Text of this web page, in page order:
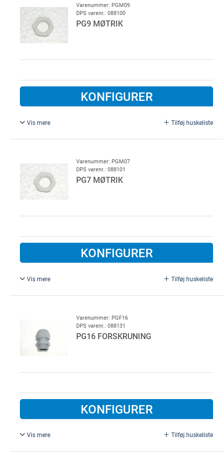
Varenummer: PGM09
DPS varenr.: 088100
PG9 MØTRIK
KONFIGURER
Vis mere Tilføj huskeliste
Varenummer: PGM07
DPS varenr.: 088101
PG7 MØTRIK
KONFIGURER
Vis mere Tilføj huskeliste
Varenummer: PGF16
DPS varenr.: 088131
PG16 FORSKRUNING
KONFIGURER
Vis mere Tilføj huskeliste
PG 16 forskruning, plast